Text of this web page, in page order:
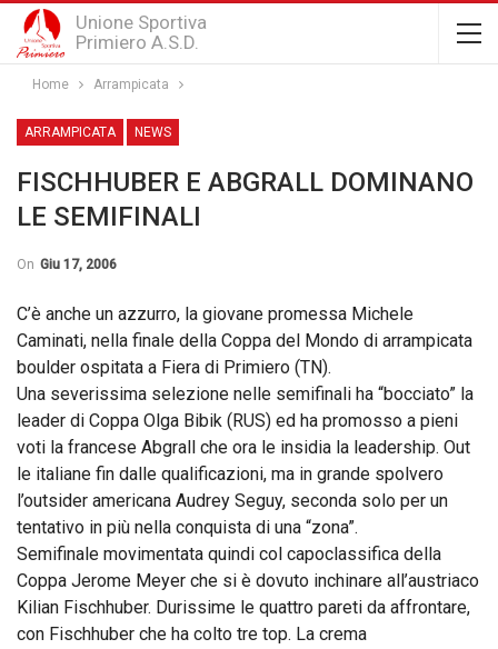
Unione Sportiva
Primiero A.S.D.
Home Arrampicata
ARRAMPICATA NEWS
FISCHHUBER E ABGRALL DOMINANO
LE SEMIFINALI
On Giu 17, 2006
C’è anche un azzurro, la giovane promessa Michele
Caminati, nella finale della Coppa del Mondo di arrampicata
boulder ospitata a Fiera di Primiero (TN).
Una severissima selezione nelle semifinali ha “bocciato” la
leader di Coppa Olga Bibik (RUS) ed ha promosso a pieni
voti la francese Abgrall che ora le insidia la leadership. Out
le italiane fin dalle qualificazioni, ma in grande spolvero
l’outsider americana Audrey Seguy, seconda solo per un
tentativo in più nella conquista di una “zona”.
Semifinale movimentata quindi col capoclassifica della
Coppa Jerome Meyer che si è dovuto inchinare all’austriaco
Kilian Fischhuber. Durissime le quattro pareti da affrontare,
con Fischhuber che ha colto tre top. La crema